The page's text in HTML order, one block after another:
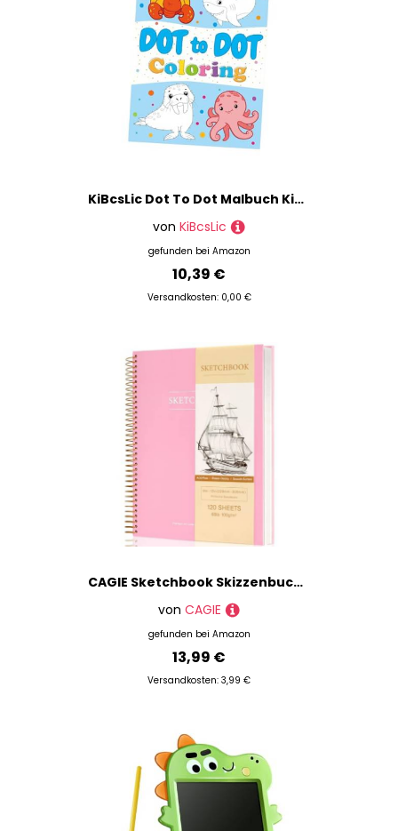
KiBcsLic Dot To Dot Malbuch Kinder Zeichenbuch Cartoon Papiermaterial Zählübungen Kreativität für Vorschule Kindergarten Eltern Kind Aktivität, Ocean
von KiBcsLic
gefunden bei Amazon
10,39 €
Versandkosten: 0,00 €
CAGIE Sketchbook Skizzenbuch A4 120 Blatt Spiralgebunden Zeichenblock Hardcover Zeichenbuch Skizzenblock A4 Kunst Sketchbook (68lb/100g/m²) für Kinder Erwachsene Anfänger Drawing, Rosa, 9 x 12 Zoll
von CAGIE
gefunden bei Amazon
13,99 €
Versandkosten: 3,99 €